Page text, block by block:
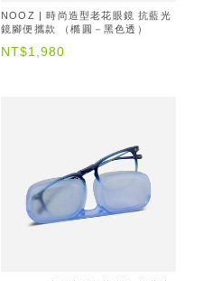
NOOZ | 時尚造型老花眼鏡 抗藍光
鏡腳便攜款 （橢圓－黑色透）
NT$1,980